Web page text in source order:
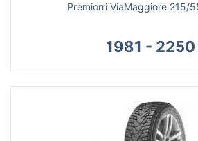
Premiorri ViaMaggiore 215/
1981 - 2250